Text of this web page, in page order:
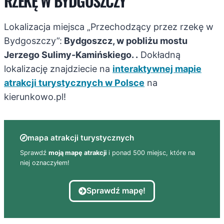
Lokalizacja miejsca „Przechodzący przez rzekę w
Bydgoszczy”: Bydgoszcz, w pobliżu mostu
Jerzego Sulimy-Kamińskiego. . Dokładną
lokalizację znajdziecie na interaktywnej mapie
atrakcji turystycznych w Polsce na
kierunkowo.pl!
mapa atrakcji turystycznych
Sprawdź moją mapę atrakcji i ponad 500 miejsc, które na
niej oznaczyłem!
Sprawdź mapę!